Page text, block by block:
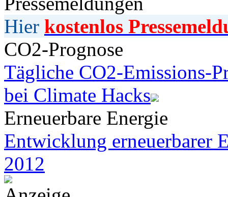
Hier kostenlos
CO2-Prognose
Tägliche CO2-Emissions-
bei Climate Hacks
Erneuerbare Energie
Entwicklung erneuerbarer
2012